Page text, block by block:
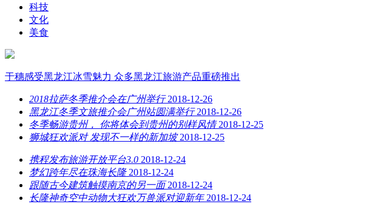
科技
文化
美食
于穗感受黑龙江冰雪魅力 众多黑龙江旅游产品重磅推出
2018拉萨冬季推介会在广州举行 2018-12-26
黑龙江冬季文旅推介会广州站圆满举行 2018-12-26
冬季畅游贵州， 你将体会到贵州的别样风情 2018-12-25
狮城狂欢派对 发现不一样的新加坡 2018-12-25
携程发布旅游开放平台3.0 2018-12-24
梦幻跨年尽在珠海长隆 2018-12-24
跟随古今建筑触摸南京的另一面 2018-12-24
长隆神奇空中动物大狂欢万兽派对迎新年 2018-12-24